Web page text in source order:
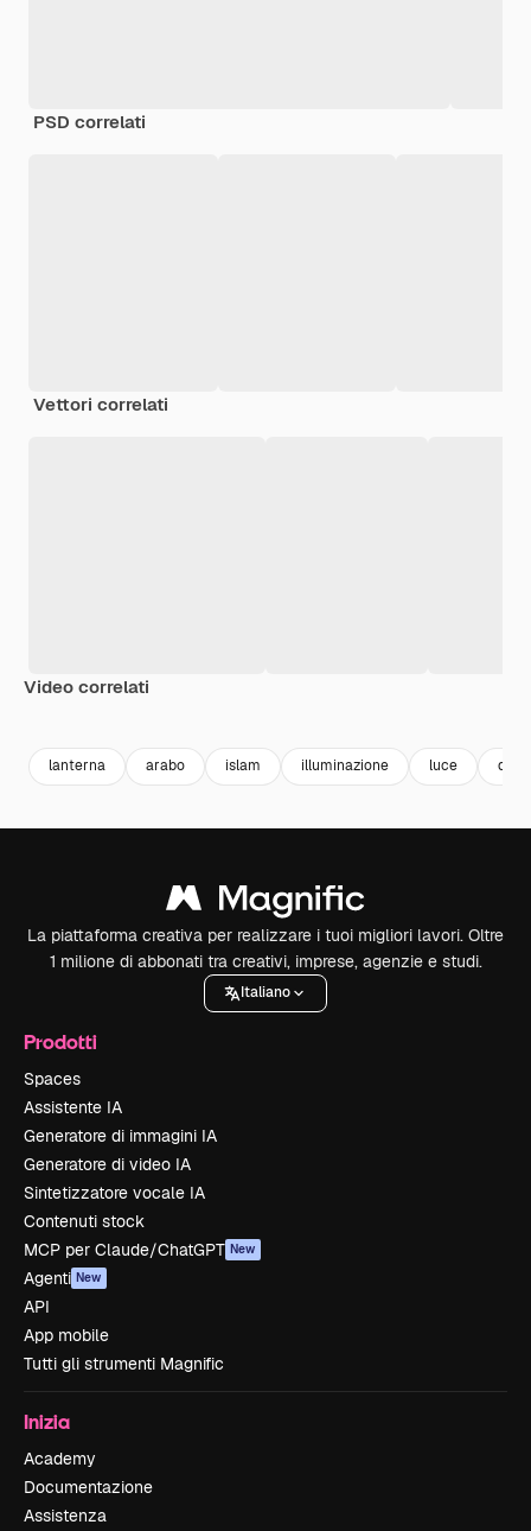
PSD correlati
Vettori correlati
Video correlati
lanterna arabo islam illuminazione luce
La piattaforma creativa per realizzare i tuoi migliori lavori. Oltre
1 milione di abbonati tra creativi, imprese, agenzie e studi.
Italiano
Prodotti
Spaces
Assistente IA
Generatore di immagini IA
Generatore di video IA
Sintetizzatore vocale IA
Contenuti stock
MCP per Claude/ChatGPT New
Agenti New
API
App mobile
Tutti gli strumenti Magnific
Inizia
Academy
Documentazione
Assistenza